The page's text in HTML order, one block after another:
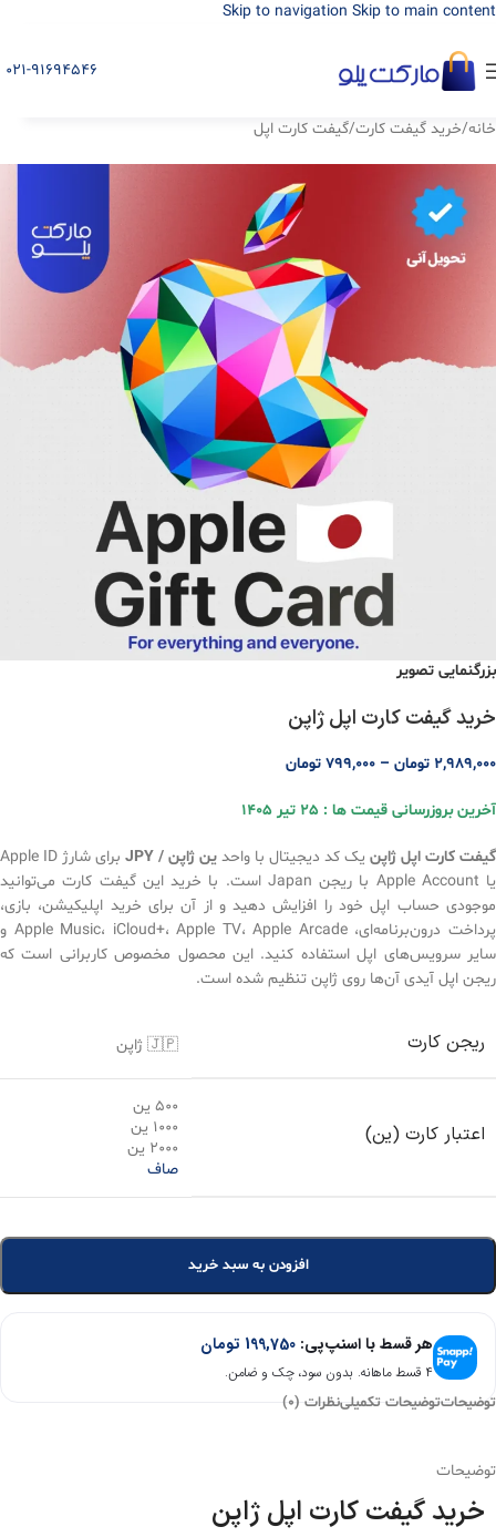
Skip to navigation Skip to main content
021-91694546
خانه/خرید گیفت کارت/گیفت کارت اپل
بزرگنمایی تصویر
خرید گیفت کارت اپل ژاپن
2,989,000 تومان –
799,000 تومان
آخرین بروزرسانی قیمت ها : 25 تیر 1405
گیفت کارت اپل ژاپن یک کد دیجیتال با واحد ین ژاپن / JPY
برای شارژ Apple ID
یا Apple Account با ریجن Japan است. با خرید این گیفت کارت می‌توانید
موجودی حساب اپل خود را افزایش دهید و از آن برای خرید اپلیکیشن، بازی،
پرداخت درون‌برنامه‌ای، Apple Music، iCloud+، Apple TV، Apple Arcade و
سایر سرویس‌های اپل استفاده کنید. این محصول مخصوص کاربرانی است که
ریجن اپل آیدی آن‌ها روی ژاپن تنظیم شده است.
ریجن کارت 🇯🇵 ژاپن
اعتبار کارت (ین)
500 ین
1000 ین
2000 ین
صاف
افزودن به سبد خرید
هر قسط با اسنپ‌پی: 199,750 تومان
۴ قسط ماهانه. بدون سود، چک و ضامن.
توضیحاتتوضیحات تکمیلینظرات (0)
توضیحات
خرید گیفت کارت اپل ژاپن